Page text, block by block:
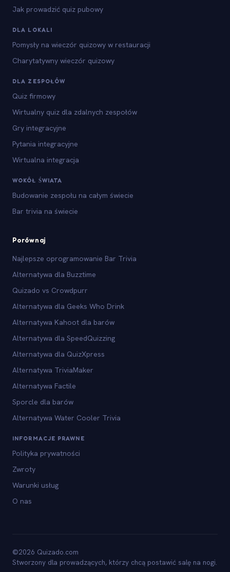
Jak prowadzić quiz pubowy
DLA LOKALI
Pomysły na wieczór quizowy w restauracji
Charytatywny wieczór quizowy
DLA ZESPOŁÓW
Quiz firmowy
Wirtualny quiz dla zdalnych zespołów
Gry integracyjne
Pytania integracyjne
Wirtualna integracja
WOKÓŁ ŚWIATA
Budowanie zespołu na całym świecie
Bar trivia na świecie
Porównaj
Najlepsze oprogramowanie Bar Trivia
Alternatywa dla Buzztime
Quizado vs Crowdpurr
Alternatywa dla Geeks Who Drink
Alternatywa Kahoot dla barów
Alternatywa dla SpeedQuizzing
Alternatywa dla QuizXpress
Alternatywa TriviaMaker
Alternatywa Factile
Sporcle dla barów
Alternatywa Water Cooler Trivia
INFORMACJE PRAWNE
Polityka prywatności
Zwroty
Warunki usług
O nas
©2026 Quizado.com
Stworzony dla prowadzących, którzy chcą postawić salę na nogi.